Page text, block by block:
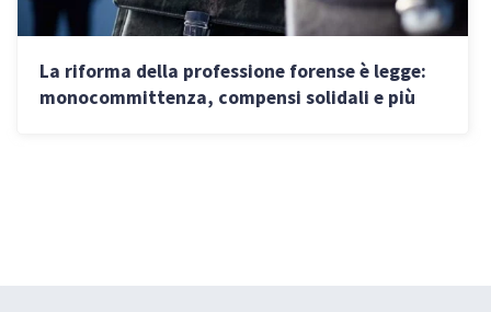
La riforma della professione forense è legge:
monocommittenza, compensi solidali e più